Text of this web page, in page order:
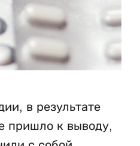
в результате
пришло к выводу,